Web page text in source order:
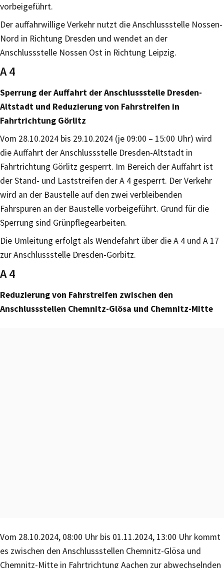
vorbeigeführt.
Der auffahrwillige Verkehr nutzt die Anschlussstelle Nossen-
Nord in Richtung Dresden und wendet an der
Anschlussstelle Nossen Ost in Richtung Leipzig.
A 4
Sperrung der Auffahrt der Anschlussstelle Dresden-
Altstadt und Reduzierung von Fahrstreifen in
Fahrtrichtung Görlitz
Vom 28.10.2024 bis 29.10.2024 (je 09:00 – 15:00 Uhr) wird
die Auffahrt der Anschlussstelle Dresden-Altstadt in
Fahrtrichtung Görlitz gesperrt. Im Bereich der Auffahrt ist
der Stand- und Laststreifen der A 4 gesperrt. Der Verkehr
wird an der Baustelle auf den zwei verbleibenden
Fahrspuren an der Baustelle vorbeigeführt. Grund für die
Sperrung sind Grünpflegearbeiten.
Die Umleitung erfolgt als Wendefahrt über die A 4 und A 17
zur Anschlussstelle Dresden-Gorbitz.
A 4
Reduzierung von Fahrstreifen zwischen den
Anschlussstellen Chemnitz-Glösa und Chemnitz-Mitte
Vom 28.10.2024, 08:00 Uhr bis 01.11.2024, 13:00 Uhr kommt
es zwischen den Anschlussstellen Chemnitz-Glösa und
Chemnitz-Mitte in Fahrtrichtung Aachen zur abwechselnden